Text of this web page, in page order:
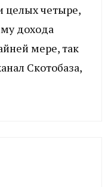
целых четыре,
дохода
мере, так
Скотобаза,